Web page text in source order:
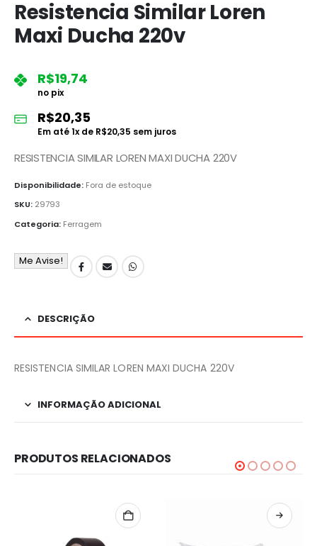
Resistencia Similar Loren
Maxi Ducha 220v
R$19,74
no pix
R$20,35
Em até1x de R$20,35 sem juros
RESISTENCIA SIMILAR LOREN MAXI DUCHA 220V
Disponibilidade: Fora de estoque
SKU: 29793
Categoria: Ferragem
Me Avise!
DESCRIÇÃO
RESISTENCIA SIMILAR LOREN MAXI DUCHA 220V
INFORMAÇÃO ADICIONAL
PRODUTOS RELACIONADOS